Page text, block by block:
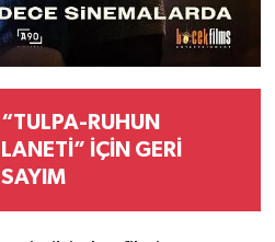
“TULPA-RUHUN
LANETİ” İÇİN GERİ
SAYIM